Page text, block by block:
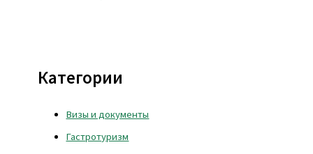
Категории
Визы и документы
Гастротуризм